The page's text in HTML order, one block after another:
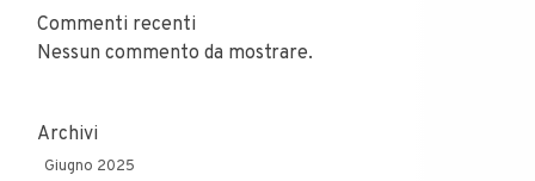
Commenti recenti
Nessun commento da mostrare.
Archivi
Giugno 2025